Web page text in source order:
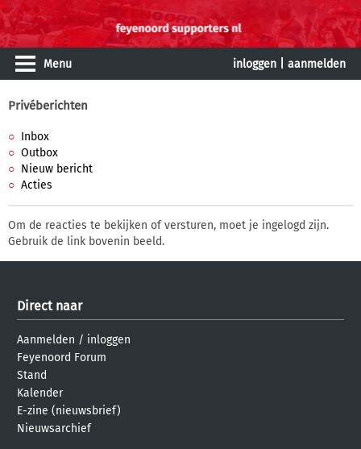
Menu inloggen aanmelden
Privéberichten
Inbox
Outbox
Nieuw bericht
Acties
Om de reacties te bekijken of versturen, moet je ingelogd zijn.
Gebruik de link bovenin beeld.
Direct naar
Aanmelden / inloggen
Feyenoord Forum
Stand
Kalender
E-zine (nieuwsbrief)
Nieuwsarchief